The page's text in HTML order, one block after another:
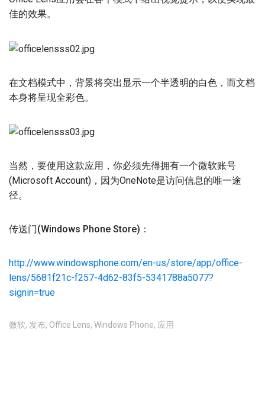
佳的效果。
在文档模式中，背景将突出显示一个半透明的白色，而文档
本身将呈现全彩色。
当然，要使用这款应用，你必须先得拥有一个微软账号
(Microsoft Account)，因为OneNote是访问信息的唯一途
径。
传送门(Windows Phone Store)：
http://www.windowsphone.com/en-us/store/app/office-
lens/5681f21c-f257-4d62-83f5-5341788a5077?
signin=true
微软, 发布, Office Lens, Windows Phone, 应用